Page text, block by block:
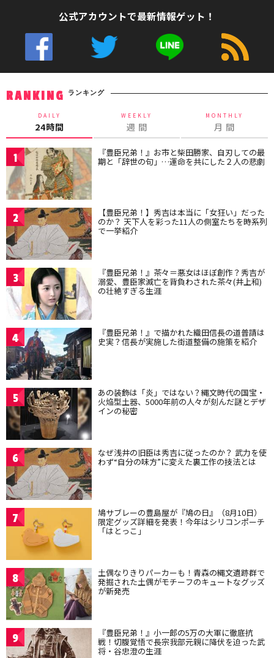
公式アカウントで最新情報ゲット！
RANKING ランキング
DAILY
24時間
WEEKLY
週 間
MONTHLY
月 間
1 『豊臣兄弟！』お市と柴田勝家、自刃しての最
期と「辞世の句」…運命を共にした２人の悲劇
2 【豊臣兄弟！】秀吉は本当に「女狂い」だった
のか？ 天下人を彩った11人の側室たちを時系列
で一挙紹介
3 『豊臣兄弟！』茶々＝悪女はほぼ創作？秀吉が
溺愛、豊臣家滅亡を背負わされた茶々(井上和)
の壮絶すぎる生涯
4 『豊臣兄弟！』で描かれた織田信長の道普請は
史実？信長が実施した街道整備の施策を紹介
5 あの装飾は「炎」ではない？縄文時代の国宝・
火焔型土器、5000年前の人々が刻んだ謎とデザ
インの秘密
6 なぜ浅井の旧臣は秀吉に従ったのか？ 武力を使
わず“自分の味方”に変えた裏工作の技法とは
7 鳩サブレーの豊島屋が『鳩の日』（8月10日）
限定グッズ詳細を発表！今年はシリコンポーチ
「はとっこ」
8 土偶なりきりパーカーも！青森の縄文遺跡群で
発掘された土偶がモチーフのキュートなグッズ
が新発売
9 『豊臣兄弟！』小一郎の5万の大軍に徹底抗
戦！切腹覚悟で長宗我部元親に降伏を迫った武
将・谷忠澄の生涯